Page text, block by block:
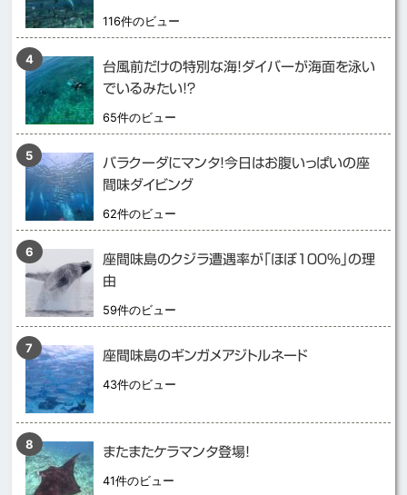
116件のビュー
台風前だけの特別な海！ダイバーが海面を泳い
でいるみたい！？
65件のビュー
バラクーダにマンタ！今日はお腹いっぱいの座
間味ダイビング
62件のビュー
座間味島のクジラ遭遇率が「ほぼ１００％」の理
由
59件のビュー
座間味島のギンガメアジトルネード
43件のビュー
またまたケラマンタ登場！
41件のビュー